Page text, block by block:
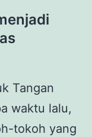
Tangan
waktu lalu,
tokoh yang